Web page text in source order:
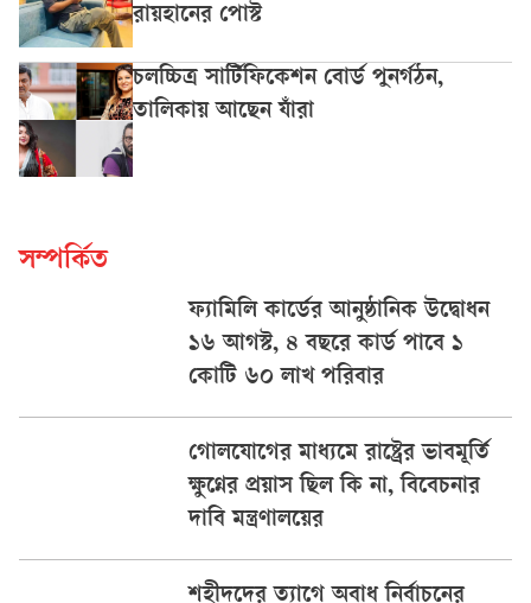
রায়হানের পোস্ট
চলচ্চিত্র সার্টিফিকেশন বোর্ড পুনর্গঠন,
তালিকায় আছেন যাঁরা
সম্পর্কিত
ফ্যামিলি কার্ডের আনুষ্ঠানিক উদ্বোধন
১৬ আগস্ট, ৪ বছরে কার্ড পাবে ১
কোটি ৬০ লাখ পরিবার
গোলযোগের মাধ্যমে রাষ্ট্রের ভাবমূর্তি
ক্ষুণ্নের প্রয়াস ছিল কি না, বিবেচনার
দাবি মন্ত্রণালয়ের
শহীদদের ত্যাগে অবাধ নির্বাচনের